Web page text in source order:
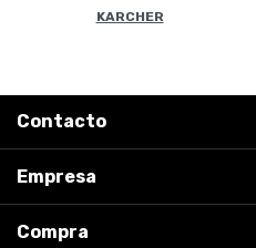
KARCHER
Contacto
Empresa
Compra